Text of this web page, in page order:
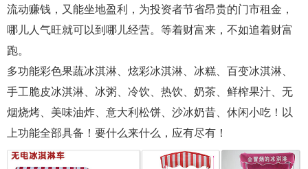
流动赚钱，又能坐地盈利，为投资者节省昂贵的门市租金，
哪儿人气旺就可以到哪儿经营。等着财富来，不如追着财富
跑。
多功能彩色果蔬冰淇淋、炫彩冰淇淋、冰糕、百变冰淇淋、
手工脆皮冰淇淋、冰粥、冷饮、热饮、奶茶、鲜榨果汁、无
烟烧烤、美味油炸、意大利松饼、沙冰奶昔、休闲小吃！以
上功能全部具备！要什么来什么，应有尽有！